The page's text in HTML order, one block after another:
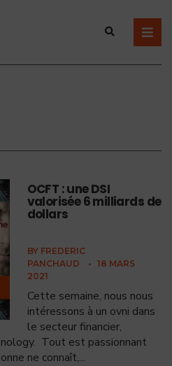
OCFT : une DSI
valorisée 6 milliards de
dollars
BY FREDERIC
PANCHAUD
• 18 MARS
2021
Cette semaine, nous nous
intéressons à un ovni dans
le secteur financier,
Tout est passionnant
ne connaît,...